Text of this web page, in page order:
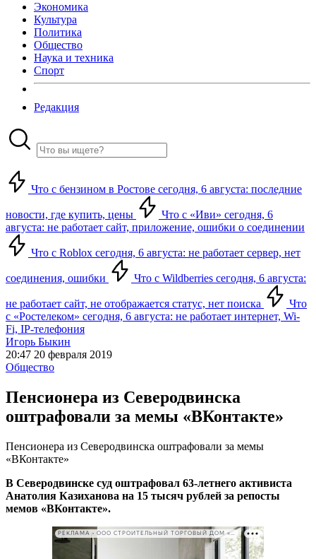
Экономика
Культура
Политика
Общество
Наука и техника
Спорт
Редакция
Что с бензином в Ростове сегодня, 6 августа: последние
новости, где купить, цены
Что с «Иви» сегодня, 6
августа: не работает сайт, приложение, ошибки о соединении
Что с Roblox сегодня, 6 августа: не работает сервер, нет
соединения, ошибки Что с Wildberries сегодня, 6 августа:
не работает сайт, не отображается статус, нет поиска
Что
с «Ростелеком» сегодня, 6 августа: не работает интернет, Wi-
Fi, IP-телефония
Игорь Быкин
20:47 20 февраля 2019
Общество
Пенсионера из Северодвинска
оштрафовали за мемы «ВКонтакте»
Пенсионера из Северодвинска оштрафовали за мемы
«ВКонтакте»
В Северодвинске суд оштрафовал 63-летнего активиста
Анатолия Казиханова на 15 тысяч рублей за репосты
мемов «ВКонтакте».
РЕКЛАМА • ООО СТРОИТЕЛЬНЫЙ ТОРГОВЫЙ ДОМ «ПЕТРОВИЧ». ИНН: 7802348846